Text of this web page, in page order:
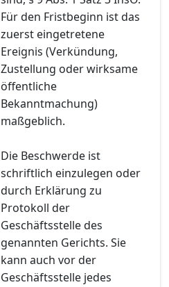
Für den Fristbeginn ist das
zuerst eingetretene
Ereignis (Verkündung,
Zustellung oder wirksame
öffentliche
Bekanntmachung)
maßgeblich.
Die Beschwerde ist
schriftlich einzulegen oder
durch Erklärung zu
Protokoll der
Geschäftsstelle des
genannten Gerichts. Sie
kann auch vor der
Geschäftsstelle jedes